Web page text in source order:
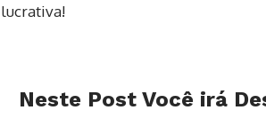
lucrativa!
Neste Post Você irá